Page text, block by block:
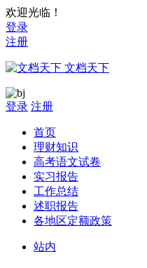
欢迎光临！
登录
注册
文档天下
登录 注册
首页
理财知识
高考语文试卷
实习报告
工作总结
述职报告
各地区定额政策
站内